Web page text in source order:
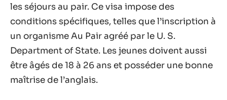
les séjours au pair. Ce visa impose des
conditions spécifiques, telles que l’inscription à
un organisme Au Pair agréé par le U. S.
Department of State. Les jeunes doivent aussi
être âgés de 18 à 26 ans et posséder une bonne
maîtrise de l’anglais.